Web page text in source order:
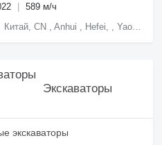
589 м/ч
Экскаваторы
экскаваторы